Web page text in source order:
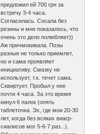
предложил ей 700 грн за
встречу 3-4 часа.
Согласилась. Сосала без
резины и мне показалось, что
очень это дело полюбляет))
Аж причмокивала. Позы
разные не только приемлет,
но и сама проявляет
инициативу. Смазку не
использует, т.к. течет сама.
Сквиртует. Пробыл у нее
почти 4 часа. За это время
кинул 6 палок (опять
таблеточка. Эх, где мои 20-30
лет, когда без всяких виагр-
сиалисов мог 5-6-7 раз...).